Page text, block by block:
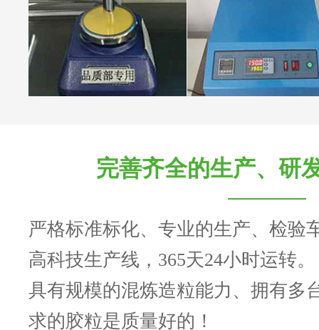
完善齐全的生产、研
严格标准标化、专业的生产、检验
高科技生产线，365天24小时运转。
具有规模的混炼造粒能力、拥有多
求的胶粒是质量好的！